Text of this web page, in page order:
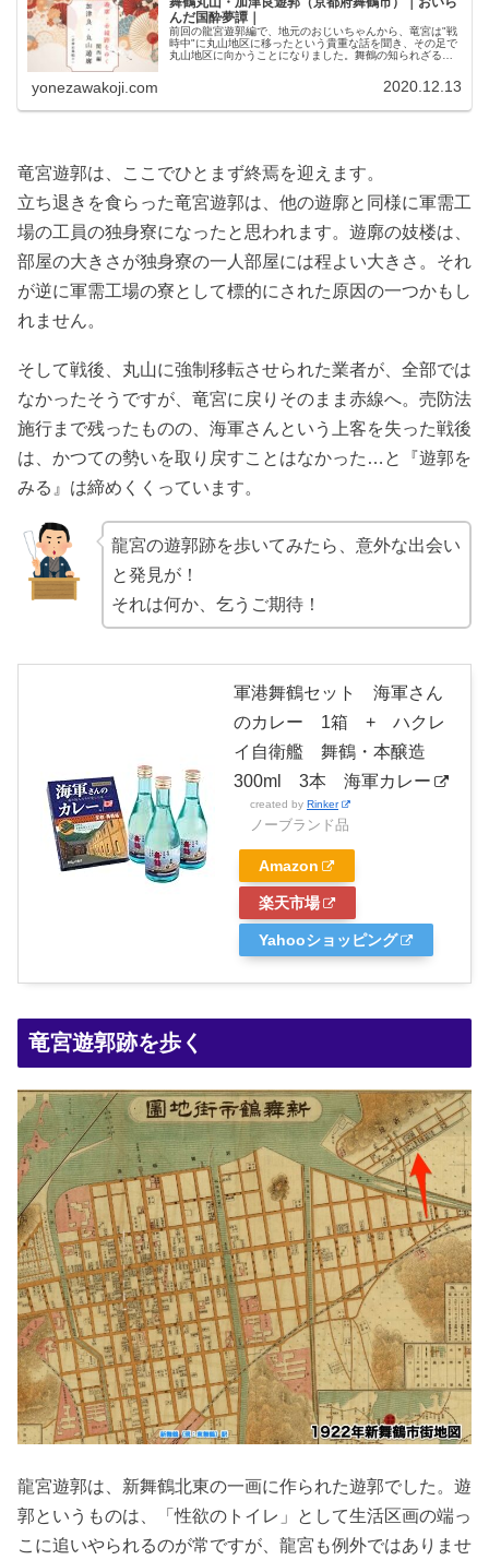
んだ国酔夢譚｜
前回の龍宮遊郭編で、地元のおじいちゃんから、竜宮は"戦
時中"に丸山地区に移ったという貴重な話を聞き、その足で
丸山地区に向かうことになりました。舞鶴の知られざる遊
yonezawakoji.com 2020.12.13
竜宮遊郭は、ここでひとまず終焉を迎えます。
立ち退きを食らった竜宮遊郭は、他の遊廓と同様に軍需工
場の工員の独身寮になったと思われます。遊廓の妓楼は、
部屋の大きさが独身寮の一人部屋には程よい大きさ。それ
が逆に軍需工場の寮として標的にされた原因の一つかもし
れません。
そして戦後、丸山に強制移転させられた業者が、全部では
なかったそうですが、竜宮に戻りそのまま赤線へ。売防法
施行まで残ったものの、海軍さんという上客を失った戦後
は、かつての勢いを取り戻すことはなかった…と『遊郭を
みる』は締めくくっています。
龍宮の遊郭跡を歩いてみたら、意外な出会い
と発見が！
それは何か、乞うご期待！
軍港舞鶴セット 海軍さん
のカレー 1箱 + ハクレ
イ自衛艦 舞鶴・本醸造
300ml 3本 海軍カレー
created by Rinker
ノーブランド品
Amazon
楽天市場
Yahooショッピング
竜宮遊郭跡を歩く
龍宮遊郭は、新舞鶴北東の一画に作られた遊郭でした。遊
郭というものは、「性欲のトイレ」として生活区画の端っ
こに追いやられるのが常ですが、龍宮も例外ではありませ